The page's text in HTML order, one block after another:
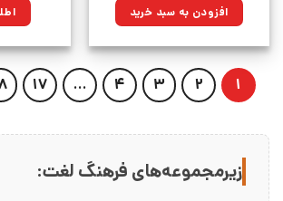
۳۸۰,۰۰۰تومان
بود.
۲۷۱,۷۰۰تومان.افزودن به سبد خرید
1
2
3
4
…
17
زیرمجموعه‌های فرهنگ لغت: